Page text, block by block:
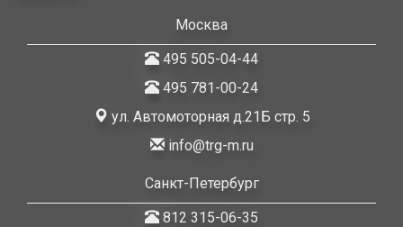
Москва
495 505-04-44
495 781-00-24
ул. Автомоторная д.21Б стр. 5
info@trg-m.ru
Санкт-Петербург
812 315-06-35